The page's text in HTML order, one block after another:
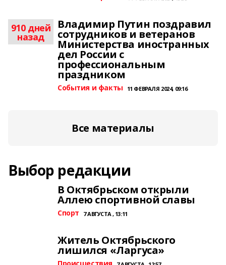
910 дней
назад
Владимир Путин поздравил
сотрудников и ветеранов
Министерства иностранных
дел России с
профессиональным
праздником
События и факты 11 ФЕВРАЛЯ 2024, 09:16
Все материалы
Выбор редакции
В Октябрьском открыли
Аллею спортивной славы
Спорт 7 АВГУСТА , 13:11
Житель Октябрьского
лишился «Ларгуса»